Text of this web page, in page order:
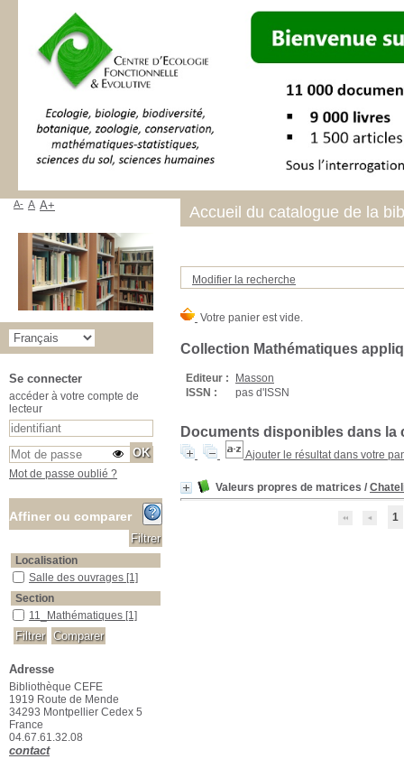
Modifier la recherche
Collection Mathématiques
Editeur :
Masson
ISSN :
pas d'ISSN
Documents disponibles dans la
Ajouter le résultat dans votre
Valeurs propres de matrices /
1
Accueil du catalogue de la
A- A A+
Se connecter
accéder à votre compte de
lecteur
Mot de passe oublié ?
Affiner ou comparer
Localisation
Salle des ouvrages
Salle des ouvrages [1]
Section
11_Mathématiques
11_Mathématiques [1]
Adresse
Bibliothèque CEFE
1919 Route de Mende
34293 Montpellier Cedex 5
France
04.67.61.32.08
contact